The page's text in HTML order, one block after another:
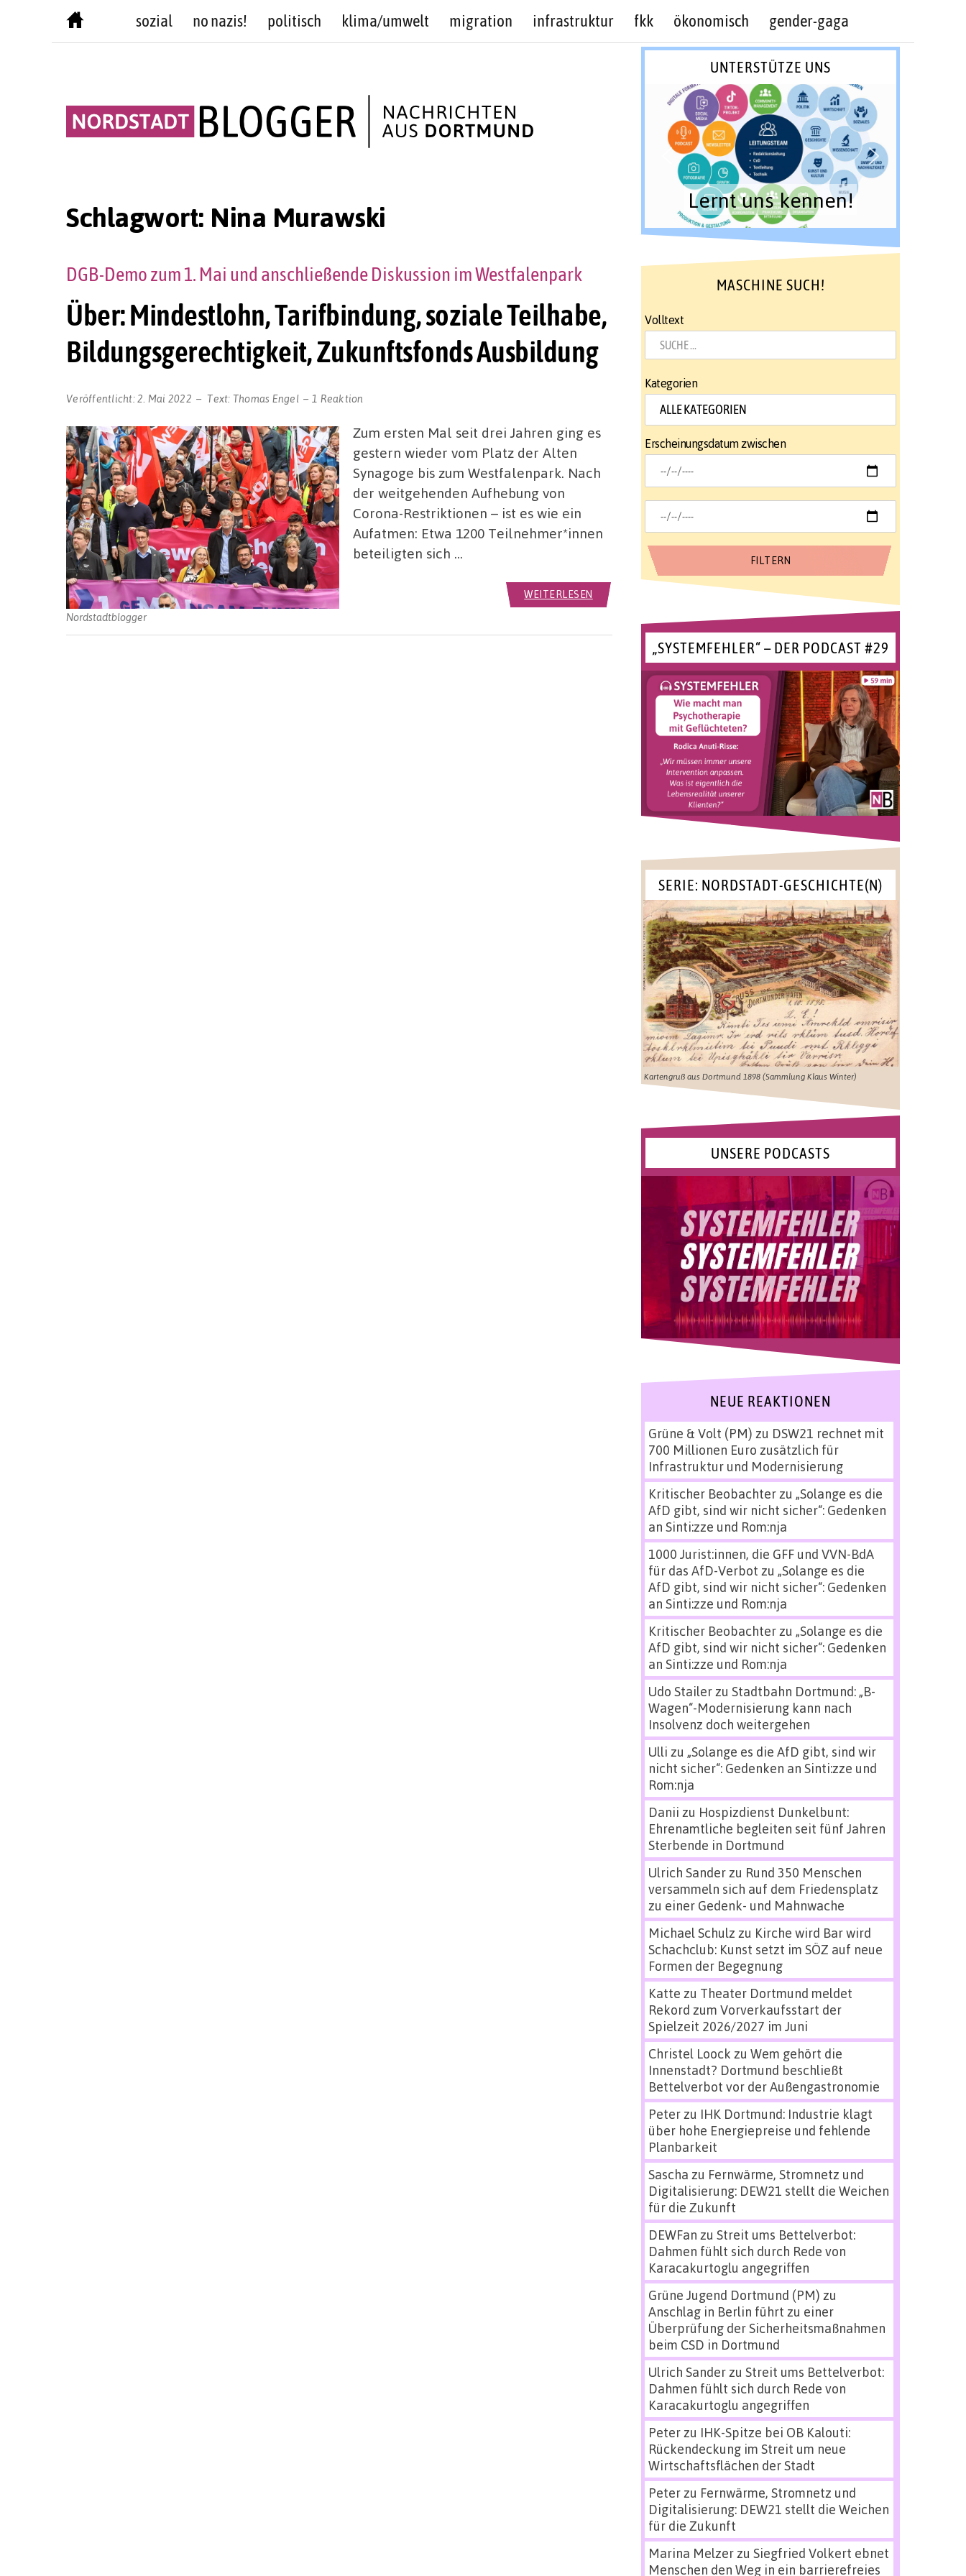
sozial no nazis! politisch klima/umwelt migration infrastruktur fkk ökonomisch gender-gaga
Schlagwort: Nina Murawski
Über: Mindestlohn, Tarifbindung, soziale Teilhabe,
Bildungsgerechtigkeit, Zukunftsfonds Ausbildung
DGB-Demo zum 1. Mai und anschließende Diskussion im Westfalenpark
Veröffentlicht:2. Mai 2022 Text: Thomas Engel 1 Reaktion
Nordstadtblogger
Zum ersten Mal seit drei Jahren ging es
gestern wieder vom Platz der Alten
Synagoge bis zum Westfalenpark. Nach
der weitgehenden Aufhebung von
Corona-Restriktionen – ist es wie ein
Aufatmen: Etwa 1200 Teilnehmer*innen
beteiligten sich …
WEITERLESEN
UNTERSTÜTZE UNS
Lernt uns kennen!
MASCHINE SUCH!
Volltext
Kategorien
Erscheinungsdatum zwischen
„SYSTEMFEHLER“ – DER PODCAST #29
SERIE: NORDSTADT-GESCHICHTE(N)
Kartengruß aus Dortmund 1898 (Sammlung Klaus Winter)
UNSERE PODCASTS
NEUE REAKTIONEN
Grüne & Volt (PM) zu DSW21 rechnet mit
700 Millionen Euro zusätzlich für
Infrastruktur und Modernisierung
Kritischer Beobachterzu „Solange es die
AfD gibt, sind wir nicht sicher“: Gedenken
an Sinti:zze und Rom:nja
1000 Jurist:innen, die GFF und VVN-BdA
für das AfD-Verbot zu „Solange es die
AfD gibt, sind wir nicht sicher“: Gedenken
an Sinti:zze und Rom:nja
Kritischer Beobachterzu „Solange es die
AfD gibt, sind wir nicht sicher“: Gedenken
an Sinti:zze und Rom:nja
Udo Stailerzu Stadtbahn Dortmund: „B-
Wagen“-Modernisierung kann nach
Insolvenz doch weitergehen
Ulli zu „Solange es die AfD gibt, sind wir
nicht sicher“: Gedenken an Sinti:zze und
Rom:nja
Danii zu Hospizdienst Dunkelbunt:
Ehrenamtliche begleiten seit fünf Jahren
Sterbende in Dortmund
Ulrich Sanderzu Rund 350 Menschen
versammeln sich auf dem Friedensplatz
zu einer Gedenk- und Mahnwache
Michael Schulz zu Kirche wird Bar wird
Schachclub: Kunst setzt im SÖZ auf neue
Formen der Begegnung
Katte zu Theater Dortmund meldet
Rekord zum Vorverkaufsstart der
Spielzeit 2026/2027 im Juni
Christel Loock zu Wem gehört die
Innenstadt? Dortmund beschließt
Bettelverbot vor der Außengastronomie
Peterzu IHK Dortmund: Industrie klagt
über hohe Energiepreise und fehlende
Planbarkeit
Sascha zu Fernwärme, Stromnetz und
Digitalisierung: DEW21 stellt die Weichen
für die Zukunft
DEWFan zu Streit ums Bettelverbot:
Dahmen fühlt sich durch Rede von
Karacakurtoglu angegriffen
Grüne Jugend Dortmund (PM) zu
Anschlag in Berlin führt zu einer
Überprüfung der Sicherheitsmaßnahmen
beim CSD in Dortmund
Ulrich Sanderzu Streit ums Bettelverbot:
Dahmen fühlt sich durch Rede von
Karacakurtoglu angegriffen
Peterzu IHK-Spitze bei OB Kalouti:
Rückendeckung im Streit um neue
Wirtschaftsflächen der Stadt
Peterzu Fernwärme, Stromnetz und
Digitalisierung: DEW21 stellt die Weichen
für die Zukunft
Marina Melzerzu Siegfried Volkert ebnet
Menschen den Weg in ein barrierefreies